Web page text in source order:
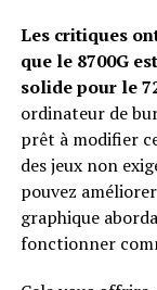
Les critiques
que le 8700G
solide pour le
ordinateur de
prêt à modifier
des jeux non
pouvez
graphique
fonctionner